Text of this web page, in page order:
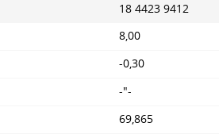
18 4423 9412
8,00
-0,30
-"-
69,865